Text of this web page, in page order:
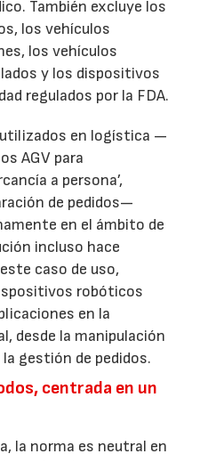
También excluye los
los vehículos
los vehículos
y los dispositivos
regulados por la FDA.
en logística —
AGV para
a persona’,
de pedidos—
en el ámbito de
incluso hace
caso de uso,
robóticos
en la
desde la manipulación
gestión de pedidos.
centrada en un
la norma es neutral en